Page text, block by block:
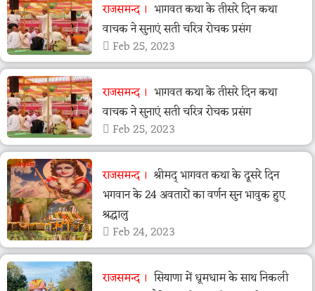
राजसमन्द
भागवत कथा के तीसरे दिन कथा
वाचक ने सुनाएं सती चरित्र रोचक प्रसंग
Feb 25, 2023
राजसमन्द
भागवत कथा के तीसरे दिन कथा
वाचक ने सुनाएं सती चरित्र रोचक प्रसंग
Feb 25, 2023
राजसमन्द
श्रीमद् भागवत कथा के दूसरे दिन
भगवान के 24 अवतारों का वर्णन सुन भावुक हुए
श्रद्धालु
Feb 24, 2023
राजसमन्द
सियाणा में धूमधाम के साथ निकली